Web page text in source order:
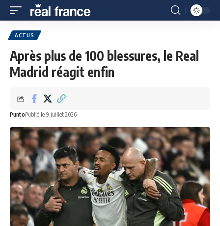
ACTUS
Après plus de 100 blessures, le Real
Madrid réagit enfin
PuntoPublié le 9 juillet 2026